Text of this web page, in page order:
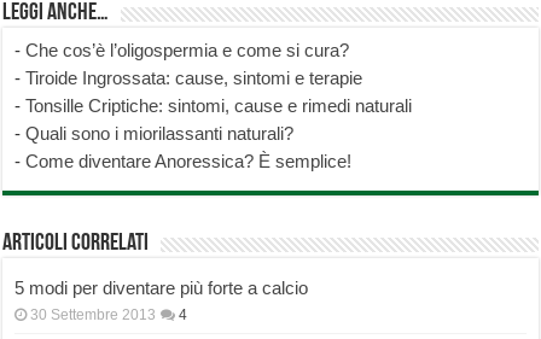
Leggi anche…
-Che cos’è l’oligospermia e come si cura?
-Tiroide Ingrossata: cause, sintomi e terapie
-Tonsille Criptiche: sintomi, cause e rimedi naturali
-Quali sono i miorilassanti naturali?
-Come diventare Anoressica? È semplice!
Articoli correlati
5 modi per diventare più forte a calcio
30 Settembre 2013 4